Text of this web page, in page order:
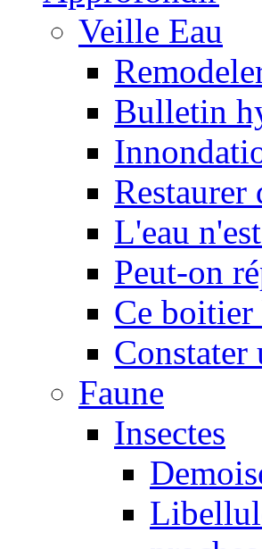
Veille Eau
Bulletin
Restaurer
L'eau
Peut-on
Ce
Constater
Faune
Insectes